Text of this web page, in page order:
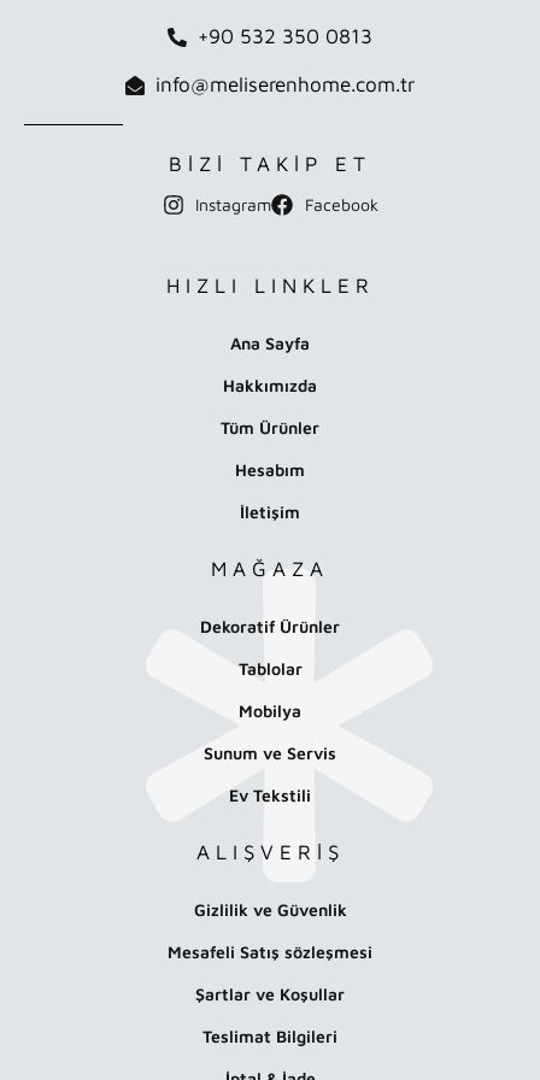
+90 532 350 0813
info@meliserenhome.com.tr
BİZİ TAKİP ET
Instagram Facebook
HIZLI LINKLER
Ana Sayfa
Hakkımızda
Tüm Ürünler
Hesabım
İletişim
MAĞAZA
Dekoratif Ürünler
Tablolar
Mobilya
Sunum ve Servis
Ev Tekstili
ALIŞVERİŞ
Gizlilik ve Güvenlik
Mesafeli Satış sözleşmesi
Şartlar ve Koşullar
Teslimat Bilgileri